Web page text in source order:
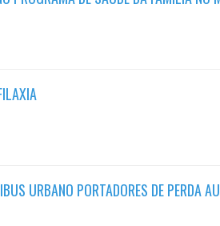
URBANO PORTADORES DE PERDA